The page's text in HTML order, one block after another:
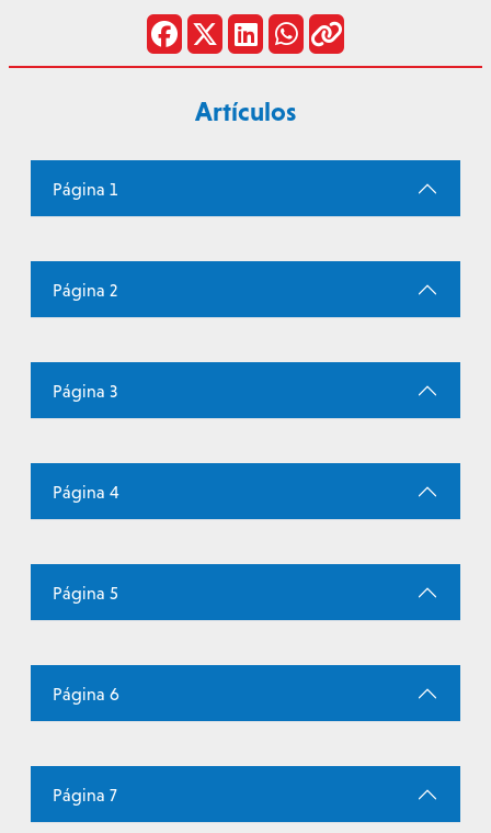
Artículos
Página 1
Página 2
Página 3
Página 4
Página 5
Página 6
Página 7